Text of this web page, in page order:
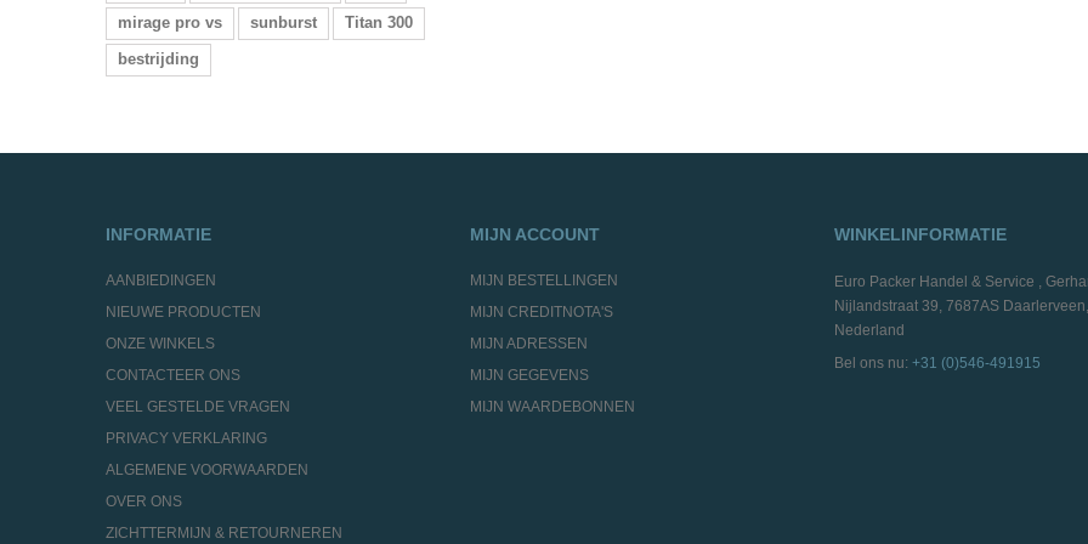
mirage pro vs sunburst
Titan 300
bestrijding
INFORMATIE
AANBIEDINGEN
NIEUWE PRODUCTEN
ONZE WINKELS
CONTACTEER ONS
VEEL GESTELDE VRAGEN
PRIVACY VERKLARING
ALGEMENE VOORWAARDEN
OVER ONS
ZICHTTERMIJN & RETOURNEREN
MIJN ACCOUNT
MIJN BESTELLINGEN
MIJN CREDITNOTA'S
MIJN ADRESSEN
MIJN GEGEVENS
MIJN WAARDEBONNEN
WINKELINFORMATIE
Euro Packer Handel & Service ,
Nijlandstraat 39, 7687AS Daarlerveen,
Nederland
Bel ons nu: +31 (0)546-491915